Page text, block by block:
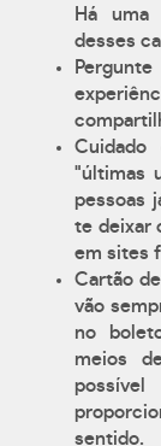
Há uma
desses
Cuidado
"últimas
pessoas
te deixar
em sites
Cartão
vão
no
meios
sentido.